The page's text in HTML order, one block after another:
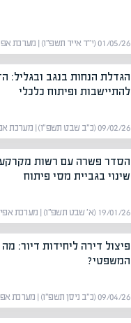
01/05/26 (י״ד אייר תשפ״ו) | מערכת אפיק
הגדלת הנחות בנגב ובגליל:
להתיישבות ופיתוח כלכלי
09/02/26 (כ״ב שבט תשפ״ו) | מערכת אפיק
הסדר פשרה עם רשות
שינוי בגביית מסי פיתוח
19/01/26 (א׳ שבט תשפ״ו) | מערכת אפיק
פיצול דירה ליחידות דיור: מה
המשפטי?
09/04/26 (כ״ב ניסן תשפ״ו) | מערכת אפיק